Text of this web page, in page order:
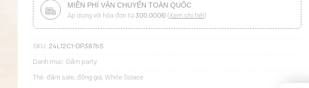
MIỄN PHÍ VẬN CHUYỂN TOÀN QUỐC
Áp dụng với hóa đơn từ 300.000Đ(Xem chi tiết)
SKU: 24L12C1-DP3876S
Danh mục: Đầm party
Thẻ: đầm sale, đồng giá, White Solace